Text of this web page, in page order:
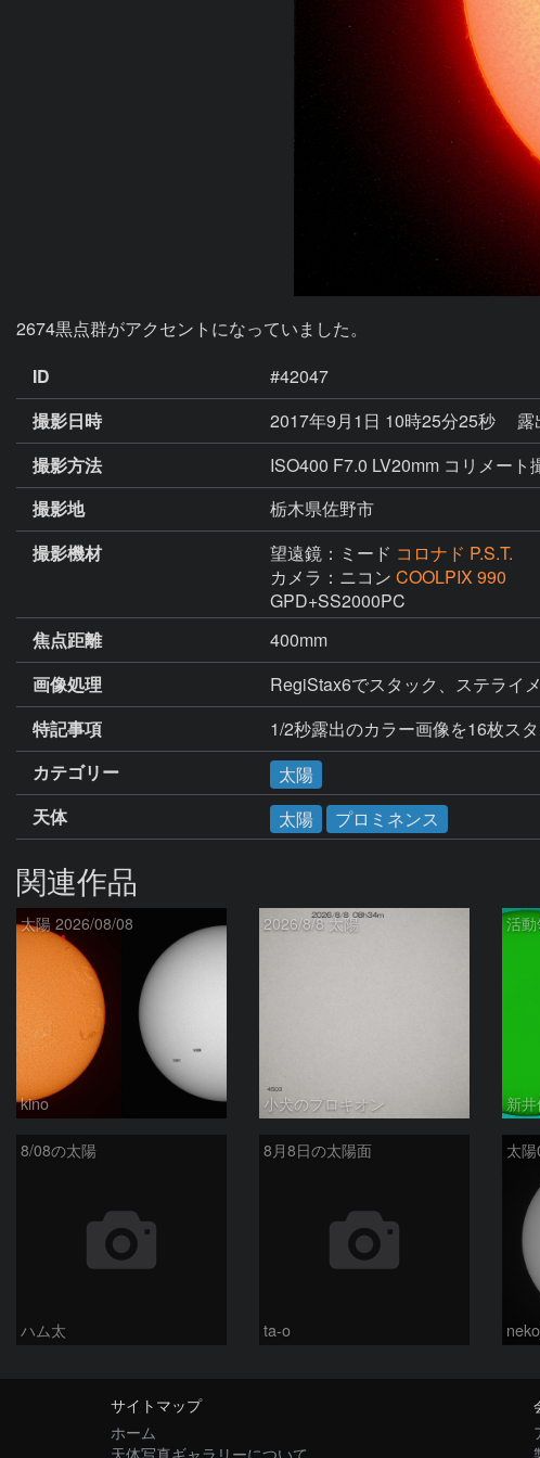
2674黒点群がアクセントになっていました。
ID
#42047
撮影日時
2017年9月1日 10時25分25秒
露
撮影方法
ISO400 F7.0 LV20mm コリメート
撮影地
栃木県佐野市
撮影機材
望遠鏡：ミード コロナド P.S.T.
カメラ：ニコン COOLPIX 990
GPD+SS2000PC
焦点距離
400mm
画像処理
RegiStax6でスタック、ステライ
特記事項
1/2秒露出のカラー画像を16枚ス
カテゴリー
太陽
天体
太陽 プロミネンス
関連作品
太陽 2026/08/08
kino
2026/8/8 太陽
小犬のプロキオン 新
8/08の太陽
ハム太
8月8日の太陽面
ta-o
太
サイトマップ
ホーム
天体写真ギャラリーについて